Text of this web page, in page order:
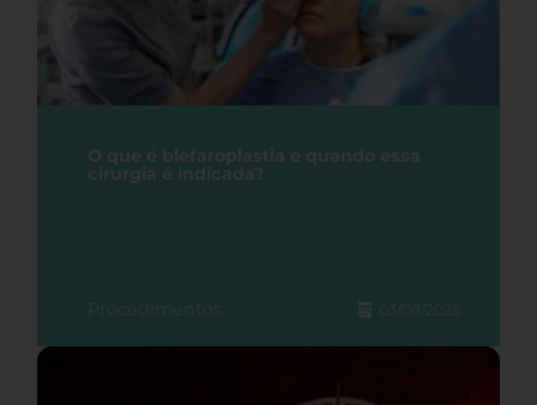
O que é blefaroplastia e quando essa
cirurgia é indicada?
Procedimentos 03/08/2026